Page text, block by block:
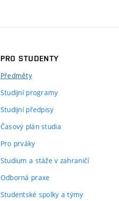
PRO STUDENTY
Předměty
Studijní programy
Studijní předpisy
Časový plán studia
Pro prváky
Studium a stáže v zahraničí
Odborná praxe
Studentské spolky a týmy